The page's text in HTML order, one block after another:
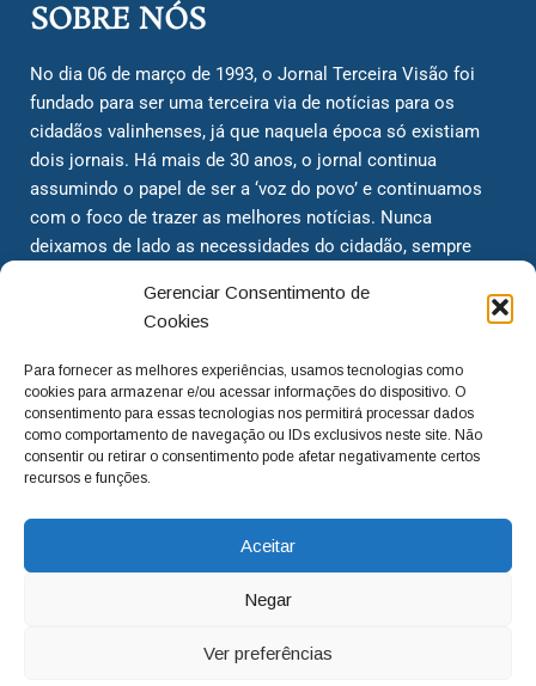
Gerenciar Consentimento de
Cookies
Para fornecer as melhores experiências, usamos tecnologias como
cookies para armazenar e/ou acessar informações do dispositivo. O
consentimento para essas tecnologias nos permitirá processar dados
como comportamento de navegação ou IDs exclusivos neste site. Não
consentir ou retirar o consentimento pode afetar negativamente certos
recursos e funções.
Aceitar
Negar
Ver preferências
SOBRE NÓS
No dia 06 de março de 1993, o Jornal Terceira Visão foi
fundado para ser uma terceira via de notícias para os
cidadãos valinhenses, já que naquela época só existiam
dois jornais. Há mais de 30 anos, o jornal continua
assumindo o papel de ser a ‘voz do povo’ e continuamos
com o foco de trazer as melhores notícias. Nunca
deixamos de lado as necessidades do cidadão, sempre
para a cidade e sempre cobrando resoluções para casos
‘esquecidos’. Informar é a nossa missão!
adm@jtv.com.br
(19) 3929-6225
(19) 99450-1424